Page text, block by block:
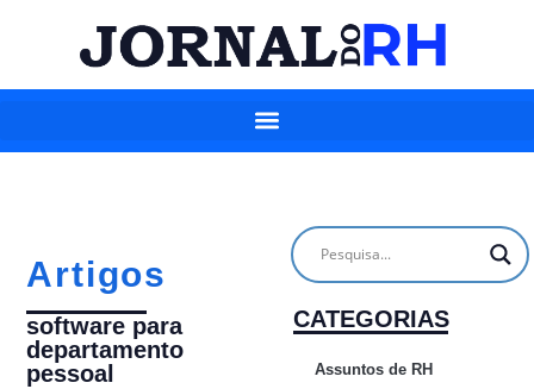
Artigos
software para
departamento
pessoal
CATEGORIAS
Assuntos de RH